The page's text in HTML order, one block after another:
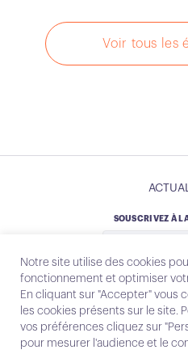
Voir tous les
SOUSCRIVEZ À
Notre site utilise des cookies
fonctionnement et optimiser
En cliquant sur "Accepter" vous
les cookies présents sur le site.
vos préférences cliquez sur
pour mesurer l'audience et le